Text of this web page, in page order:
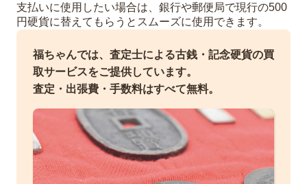
支払いに使用したい場合は、銀行や郵便局で現行の500
円硬貨に替えてもらうとスムーズに使用できます。
福ちゃんでは、査定士による古銭・記念硬貨の買
取サービスをご提供しています。
査定・出張費・手数料はすべて無料。